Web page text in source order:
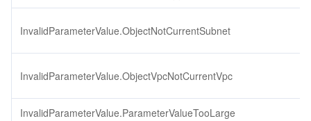
InvalidParameterValue.ObjectNotCurrentSubnet
InvalidParameterValue.ObjectVpcNotCurrentVpc
InvalidParameterValue.ParameterValueTooLarge